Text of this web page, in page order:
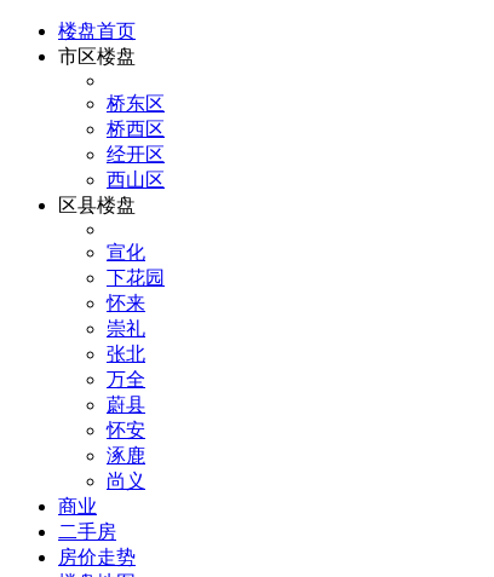
楼盘首页
市区楼盘
桥东区
桥西区
经开区
西山区
区县楼盘
宣化
下花园
怀来
崇礼
张北
万全
蔚县
怀安
涿鹿
尚义
商业
二手房
房价走势